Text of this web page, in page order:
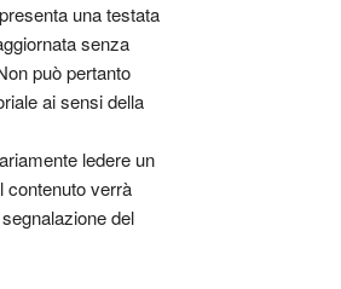
una testata
senza
può pertanto
ai sensi della
ledere un
contenuto verrà
del